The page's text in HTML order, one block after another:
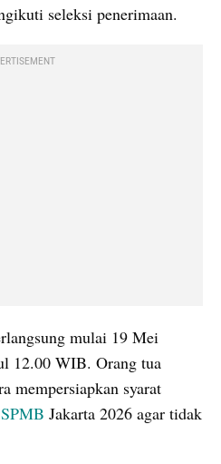
seleksi penerimaan.
mulai 19 Mei
12.00 WIB. Orang tua
mempersiapkan syarat
SPMB Jakarta 2026 agar tidak